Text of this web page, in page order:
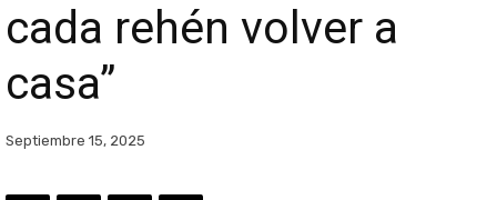
cada rehén volver a
casa”
Septiembre 15, 2025